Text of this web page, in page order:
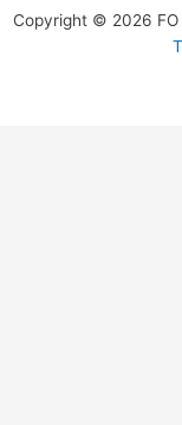
Copyright © 2026 FO